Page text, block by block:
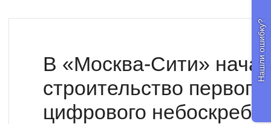
В «Москва-Сити»
строительство
цифрового небоскреба
Нашли ошибку?